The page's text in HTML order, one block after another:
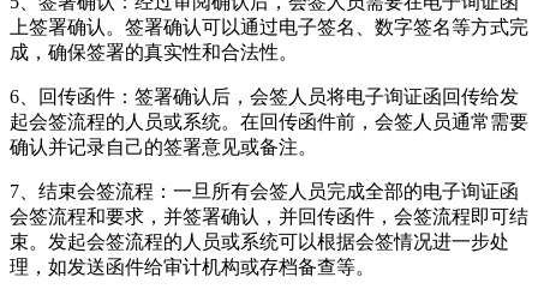
上签署确认。签署确认可以通过电子签名、数字签名等方式完
成，确保签署的真实性和合法性。
6、回传函件：签署确认后，会签人员将电子询证函回传给发
起会签流程的人员或系统。在回传函件前，会签人员通常需要
确认并记录自己的签署意见或备注。
7、结束会签流程：一旦所有会签人员完成全部的电子询证函
会签流程和要求，并签署确认，并回传函件，会签流程即可结
束。发起会签流程的人员或系统可以根据会签情况进一步处
理，如发送函件给审计机构或存档备查等。